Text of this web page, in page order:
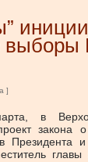
выборы
]
в
Президента